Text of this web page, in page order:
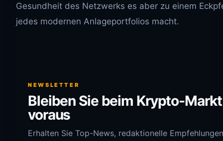
Gesundheit des Netzwerks es aber zu einem
jedes modernen Anlageportfolios macht.
NEWSLETTER
Bleiben Sie beim Krypto-Markt
voraus
Erhalten Sie Top-News, redaktionelle Empfehlungen